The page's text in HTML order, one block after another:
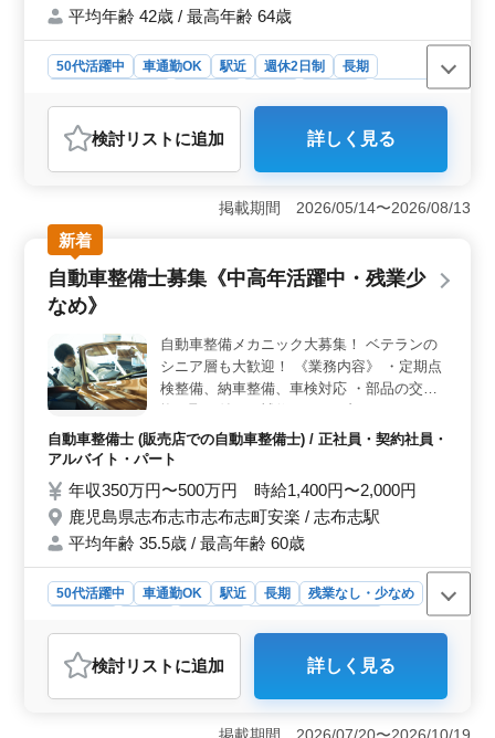
平均年齢 42歳 / 最高年齢 64歳
50代活躍中 車通勤OK 駅近 週休2日制
長期
派遣社員
自動車整備士
おすすめポイント
＜自動車整備に関する専門性＞ 当社では大型車の整備
が中心となります。点検整備から車検整備まで幅広い業
務を担当します。また、トラブルシューティングやお客
様対応も重要な役割となります。経験豊富な方には特に
歓迎され、技術力を存分に発揮できる環境です。 ＜
年齢に関わらず活躍できる職場＞ 当社では40代や50代
の方々も多数活躍しています。経験や実力が重視され、
で幅広い世代の方々と共に活動し、切磋琢磨することで
スキルを磨くことができます。 ＜働きやすさを重視
した環境＞ 週休2日制で、日祝休みを確保しています。
残業も少なめで、ワークライフバランスを大切にしてい
ます。また、車通勤も可能で、愛野駅からのアクセスも
良好です。福利厚生も充実しており、安心して長く働け
る環境を整えています。
検討リスト に追加 詳しく見る
掲載期間 2026/05/14〜2026/08/13
新着
自動車整備士募集《中高年活躍中・残業少
なめ》
自動車整備メカニック大募集！ ベテランの
シニア層も大歓迎！ 《業務内容》 ・定期点
検整備、納車整備、車検対応 ・部品の交
換・取り付け・補修 ・トラブルシューティ
ング時の整備業務全般 《取扱車種》：農業
用機械・トラクター・軽自動車 普通車・ト
＊今までの経験を活かしてください
自動車整備士 (販売店での自動車整備士) / 正社員・契約社員・
アルバイト・パート
年収350万円〜500万円 時給1,400円〜2,000円
鹿児島県志布志市志布志町安楽 / 志布志駅
平均年齢 35.5歳 / 最高年齢 60歳
50代活躍中 車通勤OK 駅近 長期
残業なし・少なめ
おすすめポイント
＜安定した環境＞ この求人は、中高年の方々にとって
特に魅力的です。残業が少なく、シフト制の休日や長期
検討リスト に追加 詳しく見る